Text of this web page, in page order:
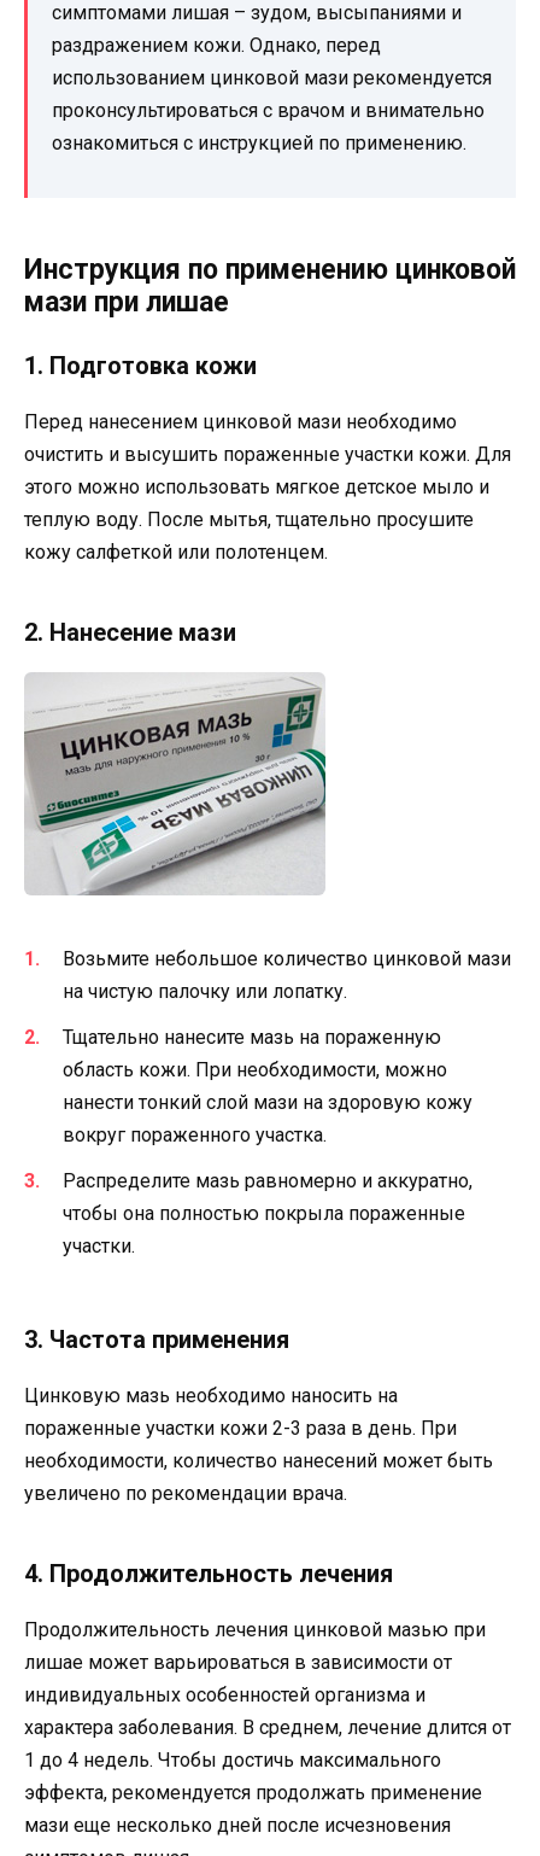
симптомами лишая – зудом, высыпаниями и
раздражением кожи. Однако, перед
использованием цинковой мази рекомендуется
проконсультироваться с врачом и внимательно
ознакомиться с инструкцией по применению.
Инструкция по применению цинковой
мази при лишае
1. Подготовка кожи
Перед нанесением цинковой мази необходимо
очистить и высушить пораженные участки кожи. Для
этого можно использовать мягкое детское мыло и
теплую воду. После мытья, тщательно просушите
кожу салфеткой или полотенцем.
2. Нанесение мази
Возьмите небольшое количество цинковой мази
на чистую палочку или лопатку.
Тщательно нанесите мазь на пораженную
область кожи. При необходимости, можно
нанести тонкий слой мази на здоровую кожу
вокруг пораженного участка.
Распределите мазь равномерно и аккуратно,
чтобы она полностью покрыла пораженные
участки.
3. Частота применения
Цинковую мазь необходимо наносить на
пораженные участки кожи 2-3 раза в день. При
необходимости, количество нанесений может быть
увеличено по рекомендации врача.
4. Продолжительность лечения
Продолжительность лечения цинковой мазью при
лишае может варьироваться в зависимости от
индивидуальных особенностей организма и
характера заболевания. В среднем, лечение длится от
1 до 4 недель. Чтобы достичь максимального
эффекта, рекомендуется продолжать применение
мази еще несколько дней после исчезновения